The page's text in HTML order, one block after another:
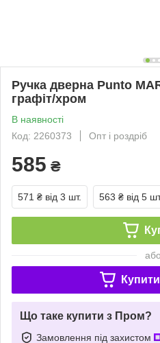
Ручка дверна Punto
графіт/хром
В наявності
Код: 2260373
Опт і роздріб
585 ₴
571 ₴ від 3 шт. 563 ₴ від 5
або
Що таке купити з Пром?
Замовлення під захистом